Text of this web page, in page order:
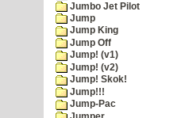
Jumbo Jet Pilot
Jump
Jump King
Jump Off
Jump! (v1)
Jump! (v2)
Jump! Skok!
Jump!!!
Jump-Pac
Jumper